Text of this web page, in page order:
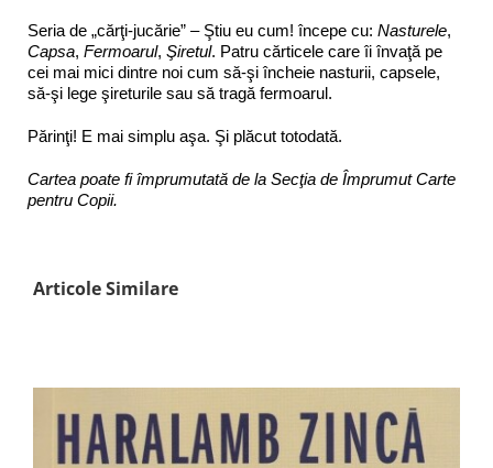
Seria de „cărţi-jucărie” – Ştiu eu cum! începe cu: Nasturele,
Capsa, Fermoarul, Şiretul. Patru cărticele care îi învaţă pe
cei mai mici dintre noi cum să-şi încheie nasturii, capsele,
să-şi lege şireturile sau să tragă fermoarul.
Părinţi! E mai simplu aşa. Şi plăcut totodată.
Cartea poate fi împrumutată de la Secţia de Împrumut Carte
pentru Copii.
Articole Similare